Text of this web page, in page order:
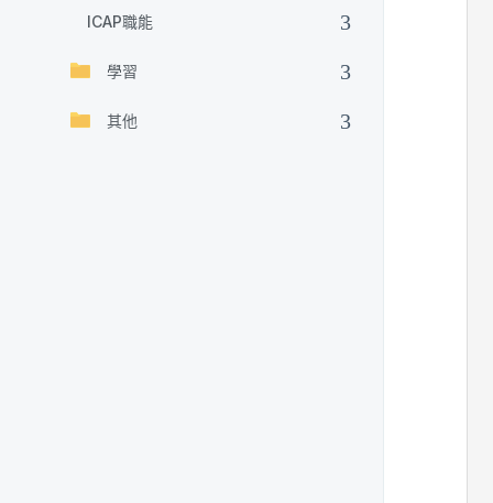
ICAP職能
學習
其他